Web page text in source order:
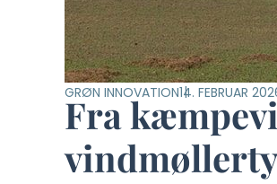
GRØN INNOVATION14. FEBRUAR
Fra